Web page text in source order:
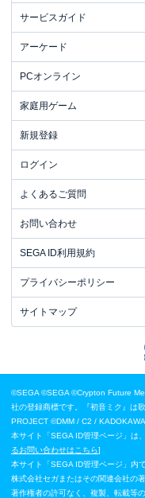
サービスガイド
アーケード
PCオンライン
家庭用ゲーム
新規登録
ログイン
よくあるご質問
お問い合わせ
SEGA ID利用規約
プライバシーポリシー
サイトマップ
©SEGA ©SEGA ©Crypton Future
社の登録商標です。『初音ミク』は
PROJECT ©DMM / C2 / KADOKAWA
本サイト「SEGA ID管理ページ」は
るお問い合わせはこちら]
本サイト「SEGA ID管理ページ」内
株式会社セガまたはその関連会社の
著作権者の許可なく、複製、転載等